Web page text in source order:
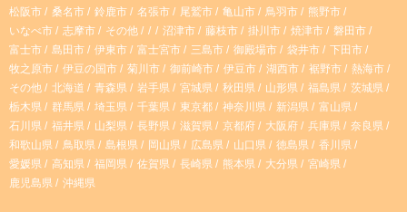
松阪市
桑名市 鈴鹿市 名張市 尾鷲市 亀山市 鳥羽市
熊野市
いなべ市
志摩市 その他 沼津市 藤枝市 掛川市 焼津市
磐田市
富士市
島田市 伊東市 富士宮市 三島市 御殿場市 袋井市
下田市
牧之原市
伊豆の国市 菊川市 御前崎市 伊豆市 湖西市 裾野市
熱海市
その他
北海道 青森県 岩手県 宮城県 秋田県 山形県 福島県
茨城県
栃木県
群馬県 埼玉県 千葉県 東京都 神奈川県 新潟県
富山県
石川県
福井県 山梨県 長野県 滋賀県 京都府 大阪府 兵庫県
奈良県
和歌山県
鳥取県 島根県 岡山県 広島県 山口県 徳島県
香川県
愛媛県
高知県 福岡県 佐賀県 長崎県 熊本県 大分県
宮崎県
鹿児島県
沖縄県